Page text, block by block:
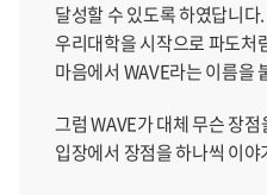
달성할 수 있도록 하였답니
우리대학을 시작으로 파도처
마음에서 WAVE라는 이름을
그럼 WAVE가 대체 무슨 장
입장에서 장점을 하나씩 이